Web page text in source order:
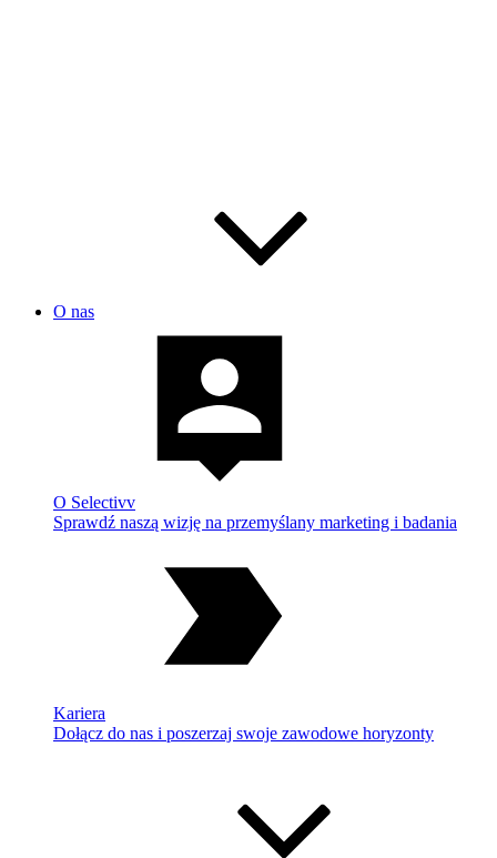
O nas
O Selectivv
Sprawdź naszą wizję na przemyślany marketing i badania
Kariera
Dołącz do nas i poszerzaj swoje zawodowe horyzonty